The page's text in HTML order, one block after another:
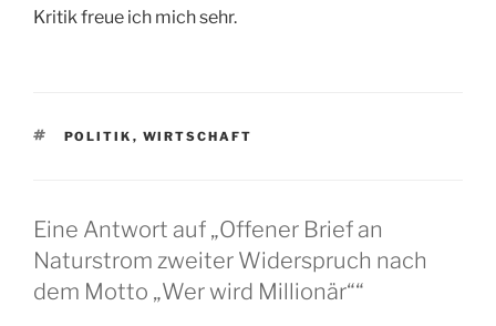
Kritik freue ich mich sehr.
SCHLAGWÖRTER
POLITIK , WIRTSCHAFT
Eine Antwort auf „Offener Brief an
Naturstrom zweiter Widerspruch nach
dem Motto „Wer wird Millionär““